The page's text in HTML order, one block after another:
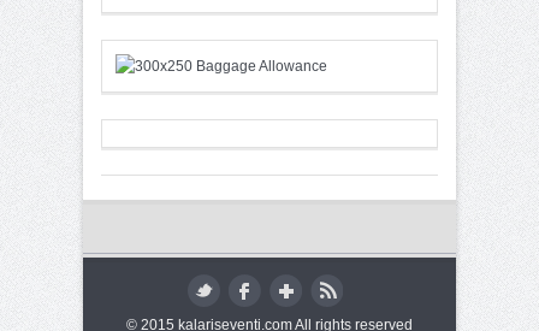
© 2015 kalariseventi.com All rights reserved